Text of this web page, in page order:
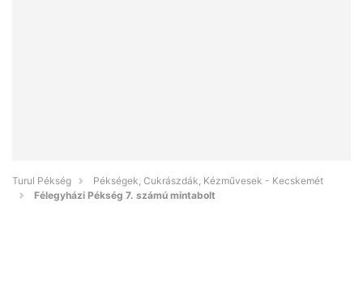
Turul Pékség
Pékségek, Cukrászdák, Kézművesek - Kecskemét
Félegyházi Pékség 7. számú mintabolt